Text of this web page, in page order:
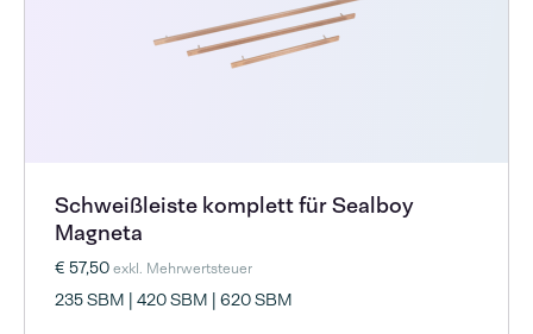
Schweißleiste komplett für Sealboy
Magneta
€ 57,50exkl. Mehrwertsteuer
235 SBM | 420 SBM | 620 SBM